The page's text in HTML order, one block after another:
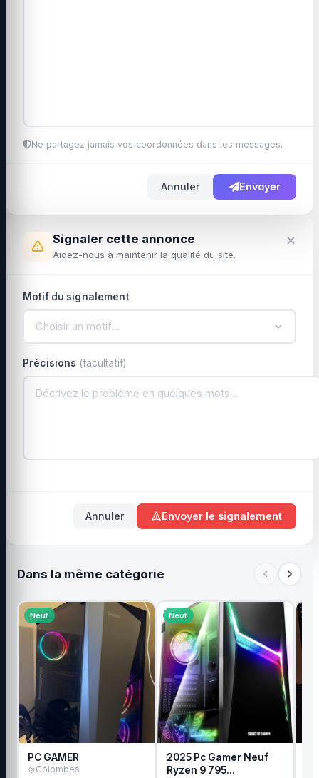
Ne partagez jamais vos coordonnées dans les messages.
Annuler Envoyer
Signaler cette annonce
Aidez-nous à maintenir la qualité du site.
×
Motif du signalement
Choisir un motif…
Précisions (facultatif)
Annuler Envoyer le signalement
Dans la même catégorie
Neuf
PC GAMER
Colombes
Neuf
2025 Pc Gamer Neuf
Ryzen 9 795…